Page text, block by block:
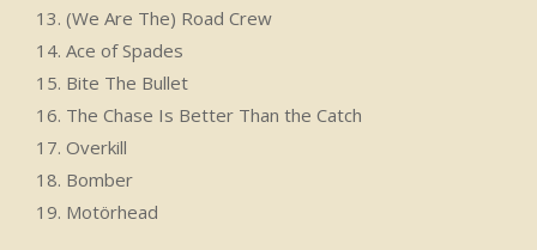
(We Are The) Road Crew
Ace of Spades
Bite The Bullet
The Chase Is Better Than the Catch
Overkill
Bomber
Motörhead